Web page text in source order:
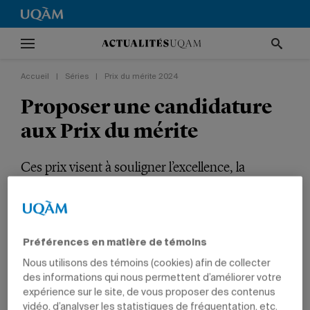
Accueil Séries Prix du mérite 2024
Proposer une candidature
aux Prix du mérite
Ces prix visent à souligner l’excellence, la
membres de la communauté universitaire.
Série
VIE UNIVERSITAIRE NOUVELLES INSTITUTIONNELLES
ARTS
COMMUNICATION
ÉDUCATION GESTION
POLITIQUE ET DROIT
SCIENCES
SCIENCES HUMAINES ÉTUDIANTS
PROFESSEURS
Préférences en matière de témoins
Nous utilisons des témoins (cookies) afin de collecter
des informations qui nous permettent d’améliorer votre
expérience sur le site, de vous proposer des contenus
vidéo, d’analyser les statistiques de fréquentation, etc.